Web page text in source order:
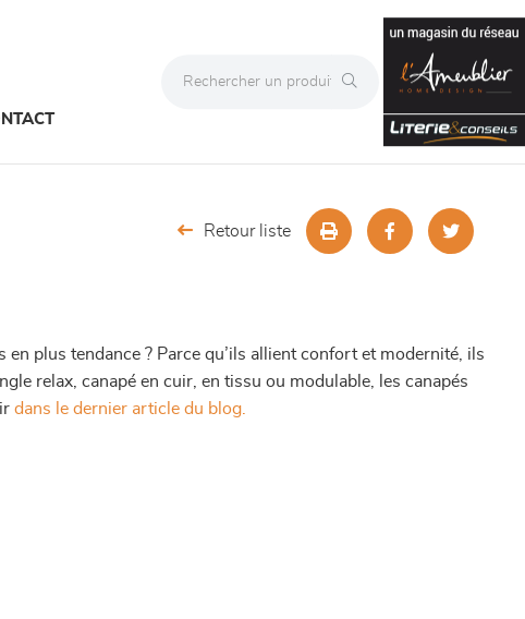
Retour liste
plus tendance ? Parce qu’ils allient confort et modernité, ils
relax, canapé en cuir, en tissu ou modulable, les canapés
dans le dernier article du blog.